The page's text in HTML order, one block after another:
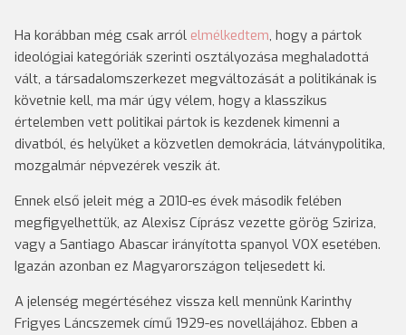
Ha korábban még csak arról elmélkedtem, hogy a pártok
ideológiai kategóriák szerinti osztályozása meghaladottá
vált, a társadalomszerkezet megváltozását a politikának is
követnie kell, ma már úgy vélem, hogy a klasszikus
értelemben vett politikai pártok is kezdenek kimenni a
divatból, és helyüket a közvetlen demokrácia, látványpolitika,
mozgalmár népvezérek veszik át.
Ennek első jeleit még a 2010-es évek második felében
megfigyelhettük, az Alexisz Cíprász vezette görög Sziriza,
vagy a Santiago Abascar irányította spanyol VOX esetében.
Igazán azonban ez Magyarországon teljesedett ki.
A jelenség megértéséhez vissza kell mennünk Karinthy
Frigyes Láncszemek című 1929-es novellájához. Ebben a